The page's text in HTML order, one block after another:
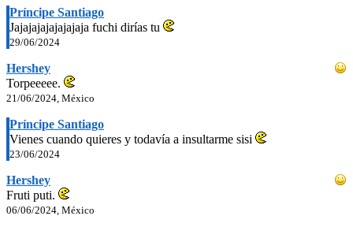
Príncipe Santiago
Jajajajajajajajaja fuchi dirías tu
29/06/2024
Hershey
Torpeeeee.
21/06/2024, México
Príncipe Santiago
Vienes cuando quieres y todavía a insultarme sisi
23/06/2024
Hershey
Fruti puti.
06/06/2024, México